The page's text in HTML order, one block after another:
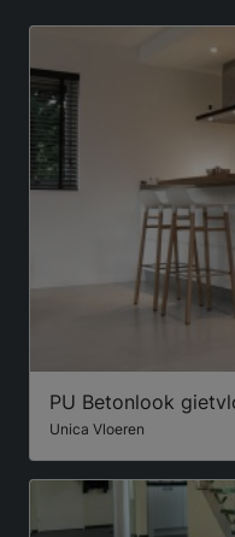
PU Betonlook
Unica Vloeren